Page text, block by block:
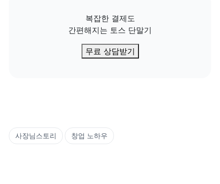
복잡한 결제도
간편해지는 토스 단말기
무료 상담받기
사장님스토리 창업 노하우